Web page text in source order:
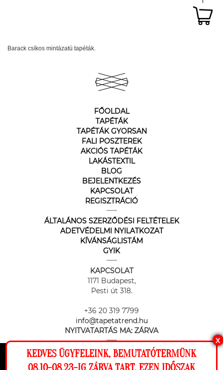
Ez a weboldal cookie-kat használ, hogy a
Barack csíkos mintázatú tapéták.
FŐOLDAL
TAPÉTÁK
TAPÉTÁK GYORSAN
FALI POSZTEREK
AKCIÓS TAPÉTÁK
LAKÁSTEXTIL
BLOG
BEJELENTKEZÉS
KAPCSOLAT
REGISZTRÁCIÓ
ÁLTALÁNOS SZERZŐDÉSI FELTÉTELEK
ADETVÉDELMI NYILATKOZAT
KÍVÁNSÁGLISTÁM
GYIK
KAPCSOLAT
1171 Budapest,
Pesti út 318.
+36 20 319 7799
info@tapetatrend.hu
NYITVATARTÁS MA: ZÁRVA
X
KEDVES ÜGYFELEINK, BEMUTATÓTERMÜNK